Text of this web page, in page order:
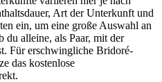
Art der Unterkunft und
ein, um eine große Auswahl an
du alleine, als Paar, mit der
Für erschwingliche Bridoré-
das kostenlose